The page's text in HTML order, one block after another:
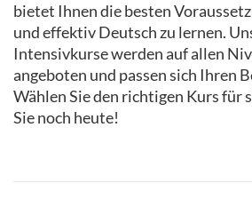
bietet Ihnen die besten
und effektiv Deutsch zu lernen.
Intensivkurse werden auf allen
angeboten und passen sich Ihren
Wählen Sie den richtigen Kurs für
Sie noch heute!